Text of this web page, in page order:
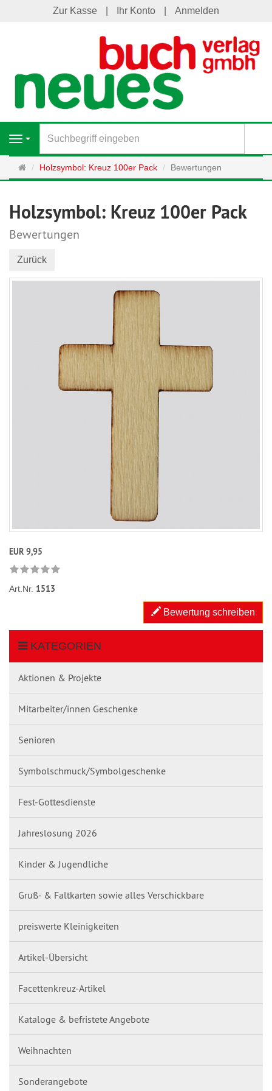
Zur Kasse Ihr Konto Anmelden
Navigation
Startseite
Holzsymbol: Kreuz 100er Pack Bewertungen
Holzsymbol: Kreuz 100er Pack
Bewertungen
Zurück
EUR 9,95
Art.Nr. 1513
Bewertung schreiben
KATEGORIEN
Aktionen & Projekte
Mitarbeiter/innen Geschenke
Senioren
Symbolschmuck/Symbolgeschenke
Fest-Gottesdienste
Jahreslosung 2026
Kinder & Jugendliche
Gruß- & Faltkarten sowie alles Verschickbare
preiswerte Kleinigkeiten
Artikel-Übersicht
Facettenkreuz-Artikel
Kataloge & befristete Angebote
Weihnachten
Sonderangebote